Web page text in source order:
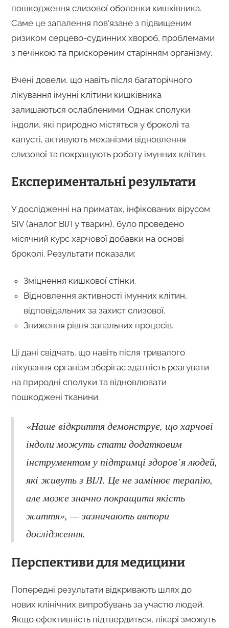
пошкодження слизової оболонки кишківника.
Саме це запалення пов’язане з підвищеним
ризиком серцево-судинних хвороб, проблемами
з печінкою та прискореним старінням організму.
Вчені довели, що навіть після багаторічного
лікування імунні клітини кишківника
залишаються ослабленими. Однак сполуки
індоли, які природно містяться у броколі та
капусті, активують механізми відновлення
слизової та покращують роботу імунних клітин.
Експериментальні результати
У дослідженні на приматах, інфікованих вірусом
SIV (аналог ВІЛ у тварин), було проведено
місячний курс харчової добавки на основі
броколі. Результати показали:
Зміцнення кишкової стінки.
Відновлення активності імунних клітин,
відповідальних за захист слизової.
Зниження рівня запальних процесів.
Ці дані свідчать, що навіть після тривалого
лікування організм зберігає здатність реагувати
на природні сполуки та відновлювати
пошкоджені тканини.
«Наше відкриття демонструє, що харчові
індоли можуть стати додатковим
інструментом у підтримці здоров’я людей,
які живуть з ВІЛ. Це не замінює терапію,
але може значно покращити якість
життя», — зазначають автори
дослідження.
Перспективи для медицини
Попередні результати відкривають шлях до
нових клінічних випробувань за участю людей.
Якщо ефективність підтвердиться, лікарі зможуть